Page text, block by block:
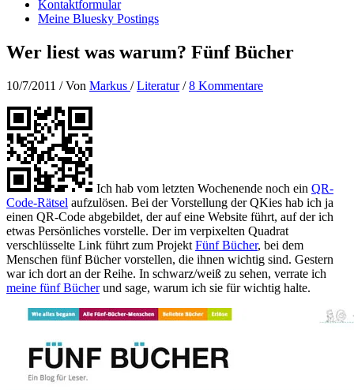
Kontaktformular
Meine Bluesky Postings
Wer liest was warum? Fünf Bücher
10/7/2011 / Von Markus /Literatur/8 Kommentare
Ich hab vom letzten Wochenende noch ein QR-
Code-Rätsel aufzulösen. Bei der Vorstellung der QKies hab ich ja
einen QR-Code abgebildet, der auf eine Website führt, auf der ich
etwas Persönliches vorstelle. Der im verpixelten Quadrat
verschlüsselte Link führt zum Projekt Fünf Bücher, bei dem
Menschen fünf Bücher vorstellen, die ihnen wichtig sind. Gestern
war ich dort an der Reihe. In schwarz/weiß zu sehen, verrate ich
meine fünf Bücherund sage, warum ich sie für wichtig halte.